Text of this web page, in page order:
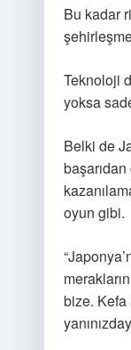
Bu kadar
Teknoloji
yoksa
Belki de
oyun gibi.
bize.